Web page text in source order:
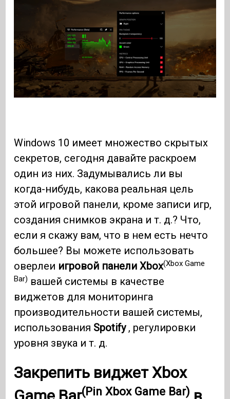
Windows 10 имеет множество скрытых
секретов, сегодня давайте раскроем
один из них. Задумывались ли вы
когда-нибудь, какова реальная цель
этой игровой панели, кроме записи игр,
создания снимков экрана и т. д.? Что,
если я скажу вам, что в нем есть нечто
большее? Вы можете использовать
оверлеи игровой панели Xbox(Xbox Game
Bar) вашей системы в качестве
виджетов для мониторинга
производительности вашей системы,
использования Spotify, регулировки
уровня звука и т. д.
Закрепить виджет Xbox
(Pin Xbox Game Bar)